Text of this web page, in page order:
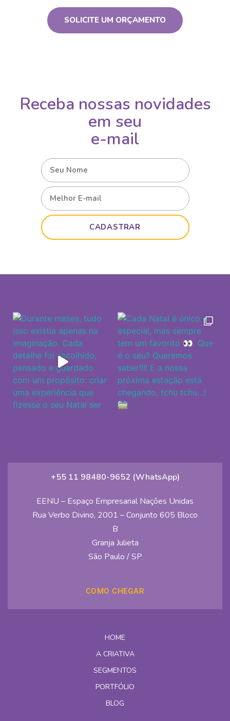
SOLICITE UM ORÇAMENTO
Receba nossas novidades
em seu
e-mail
CADASTRAR
+55 11 98480-9652 (WhatsApp)
EENU – Espaço Empresarial Nações Unidas
Rua Verbo Divino, 2001 – Conjunto 605 Bloco
B
Granja Julieta
São Paulo / SP
COMO CHEGAR
HOME
A CRIATIVA
SEGMENTOS
PORTFÓLIO
BLOG